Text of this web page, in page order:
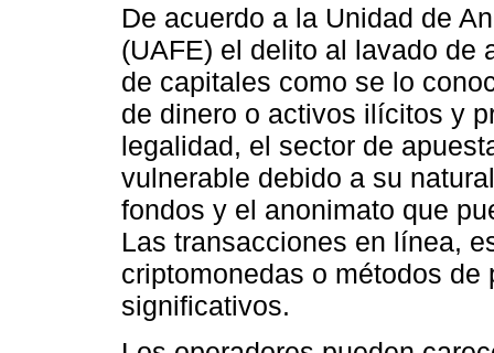
De acuerdo a la Unidad de
(UAFE) el delito al lavado de
de capitales como se lo
de dinero o activos ilícitos y
legalidad, el sector de
vulnerable debido a su
fondos y el anonimato que
Las transacciones en línea,
criptomonedas o métodos
significativos.